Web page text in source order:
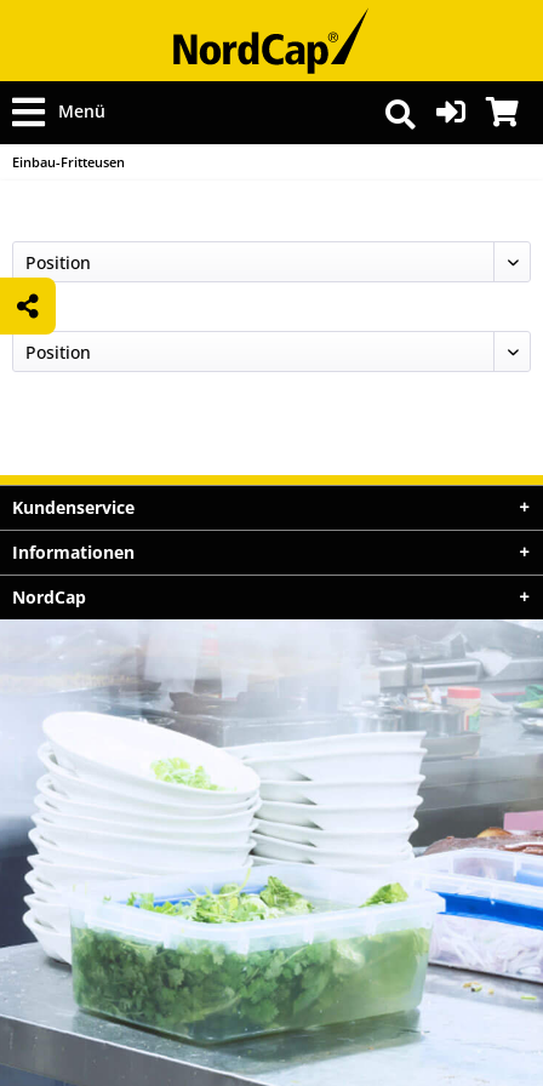
Menü
Einbau-Fritteusen
Kundenservice
Informationen
NordCap